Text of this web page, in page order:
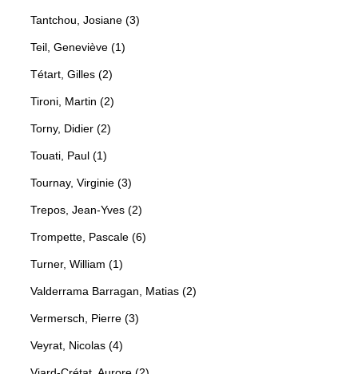
Tantchou, Josiane (3)
Teil, Geneviève (1)
Tétart, Gilles (2)
Tironi, Martin (2)
Torny, Didier (2)
Touati, Paul (1)
Tournay, Virginie (3)
Trepos, Jean-Yves (2)
Trompette, Pascale (6)
Turner, William (1)
Valderrama Barragan, Matias (2)
Vermersch, Pierre (3)
Veyrat, Nicolas (4)